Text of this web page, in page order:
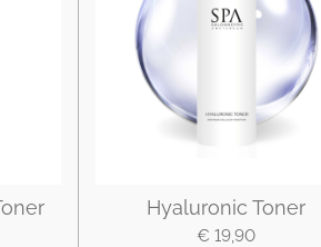
Hyaluronic Toner
€ 19,90